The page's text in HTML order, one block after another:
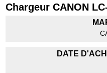
Chargeur CANON
DATE